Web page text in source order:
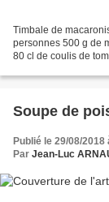
Timbale de
personnes 500 g de
80 cl de coulis de
Soupe de
Publié le 29/08/2018
Par Jean-Luc